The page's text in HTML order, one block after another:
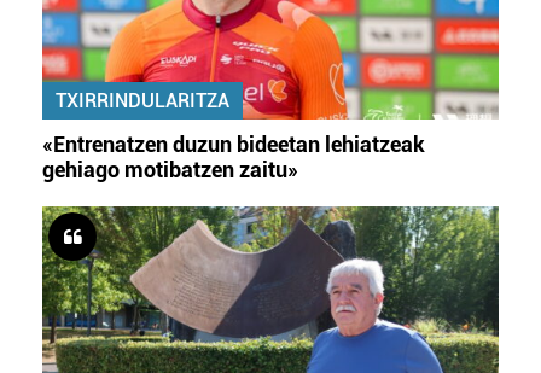
TXIRRINDULARITZA
«Entrenatzen duzun bideetan lehiatzeak
gehiago motibatzen zaitu»